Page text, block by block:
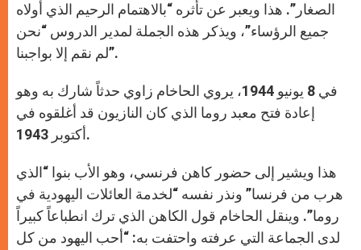
الصغار”. هذا ويعبر عن تأثره “بالاهتمام الرحيم الذي أولاه
جميع الرؤساء”، ويذكر هذه الجملة لمدير الدروس “نحن
لم نقم إلا بواجبنا”.
في 8 يونيو 1944، يروي الحاخام زاوي حدثاً شارك به وهو
إعادة فتح معبد روما الذي كان النازيون قد أغلقوه في
أكتوبر 1943.
هذا ويشير إلى حضور كاهن فرنسي، وهو الأب بنوا “الذي
هرب من فرنسا” ونذر نفسه “لخدمة العائلات اليهودية في
روما”. وينقل الحاخام قول الكاهن الذي ترك انطباعاً كبيراً
لدى الجماعة التي عرفته واحتفت به: “أحب اليهود من كل